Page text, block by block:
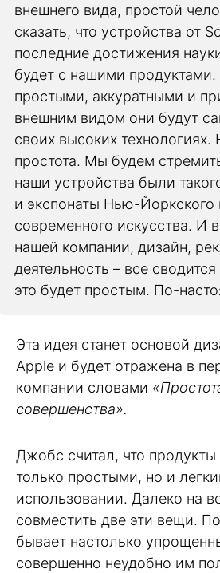
внешнего вида, простой
сказать, что устройства от
последние достижения
будет с нашими
простыми, аккуратными и
внешним видом они будут
своих высоких
простота. Мы будем
наши устройства были
и экспонаты Нью-Йоркского
современного искусства. И
нашей компании, дизайн,
деятельность – все
это будет простым. По-
Эта идея станет основой
Apple и будет отражена в
компании словами
совершенства».
Джобс считал, что
только простыми, но и
использовании. Далеко на
совместить две эти вещи.
бывает настолько
совершенно неудобно им